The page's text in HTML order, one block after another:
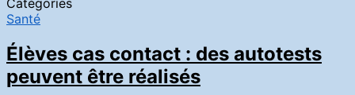
Catégories
Santé
Élèves cas contact : des autotests
peuvent être réalisés